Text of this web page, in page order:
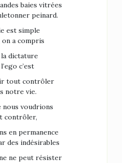
baies vitrées
peinard.
est simple
on a compris
dictature
c’est
tout contrôler
notre vie.
nous voudrions
contrôler,
en permanence
des indésirables
ne peut résister